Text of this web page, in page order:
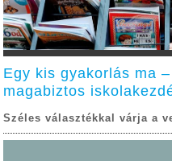
Egy kis gyakorlás ma
magabiztos
Széles választékkal várja a